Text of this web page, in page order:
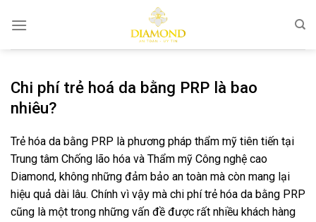
qua
Chi phí trẻ hoá da bằng PRP là bao
nhiêu?
Trẻ hóa da bằng PRP là phương pháp thẩm mỹ tiên tiến tại
Trung tâm Chống lão hóa và Thẩm mỹ Công nghệ cao
Diamond, không những đảm bảo an toàn mà còn mang lại
hiệu quả dài lâu. Chính vì vậy mà chi phí trẻ hóa da bằng PRP
cũng là một trong những vấn đề được rất nhiều khách hàng